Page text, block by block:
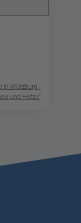
in Würzburg -
und Hetze"